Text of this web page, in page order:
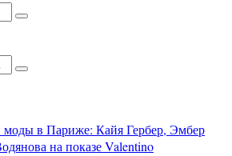
Поиск
Поиск
моды в Париже: Кайя Гербер, Эмбер
на показе Valentino